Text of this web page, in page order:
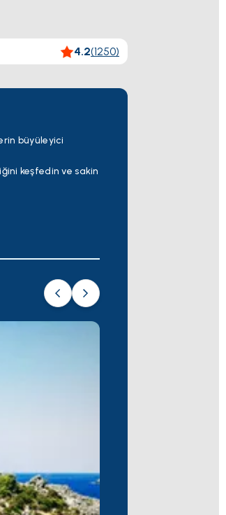
4.2(1250)
büyüleyici
keşfedin ve sakin
bir transfer ile